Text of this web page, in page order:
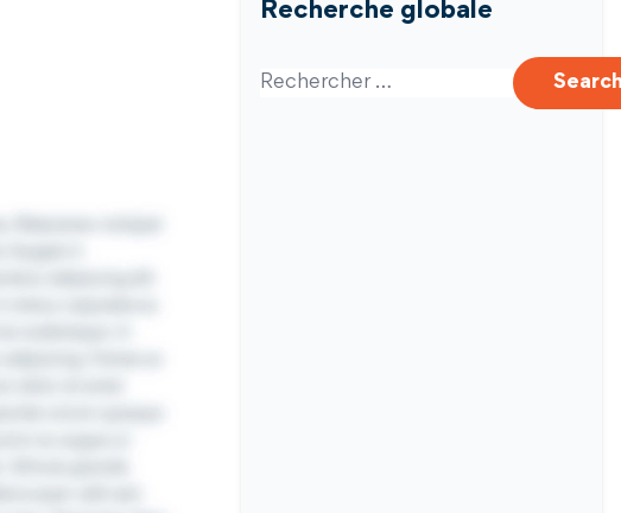
Recherche globale
Search for: